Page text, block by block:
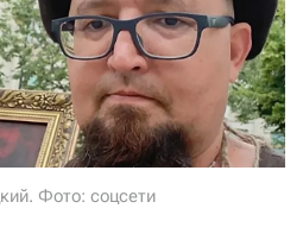
Фото: соцсети